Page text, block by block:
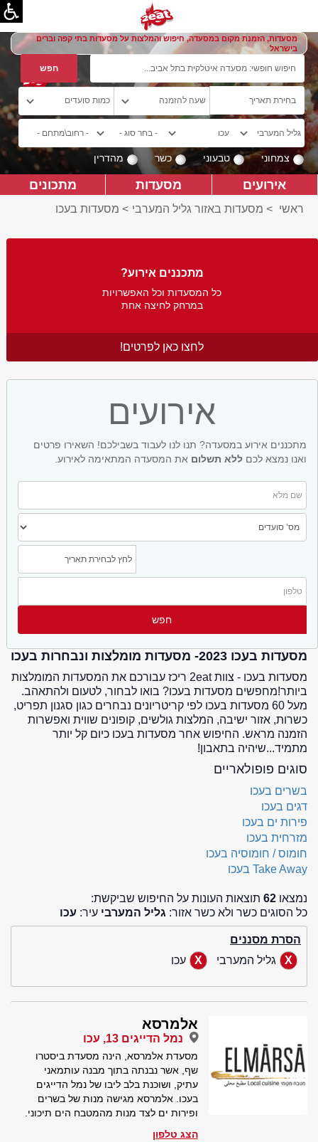
מסעדות, הזמנת מקום במסעדה, חיפוש והמלצות על מסעדות בתי קפה וברים
בישראל
צמחוני טבעוני כשר מהדרין
אירועים מסעדות מתכונים
ראשי > מסעדות באזור גליל המערבי > מסעדות בעכו
מתכננים אירוע?
כל המסעדות וכל האפשרויות
במרחק לחיצה אחת
לחצו כאן לפרטים!
אירועים
מתכננים אירוע במסעדה? תנו לנו לעבוד בשבילכם! השאירו פרטים
ואנו נמצא לכם ללא תשלום את המסעדה המתאימה לאירוע.
מסעדות בעכו 2023- מסעדות מומלצות ונבחרות בעכו
מסעדות בעכו - צוות 2eat ריכז עבורכם את המסעדות המומלצות
ביותר!מחפשים מסעדות בעכו? בואו לבחור, לטעום ולהתאהב.
מעל 60 מסעדות בעכו לפי קריטריונים נבחרים כגון סגנון תפריט,
כשרות, אזור ישיבה, המלצות גולשים, קופונים שווית ואפשרות
הזמנה מראש. החיפוש אחר מסעדות בעכו כיום קל יותר
מתמיד...שיהיה בתאבון!
סוגים פופולאריים
בשרים בעכו
דגים בעכו
פירות ים בעכו
מזרחית בעכו
חומוס / חומוסיה בעכו
Take Away בעכו
נמצאו 62 תוצאות העונות על החיפוש שביקשת:
כל הסוגים כשר ולא כשר אזור: גליל המערבי עיר: עכו
הסרת מסננים
גליל המערבי
עכו
אלמרסא
נמל הדייגים 13, עכו
מסעדת אלמרסא, הינה מסעדת ביסטרו
שף, אשר נבנתה בתוך מבנה עותמאני
עתיק, ושוכנת בלב ליבו של נמל הדייגים
בעכו. אלמרסא מגישה מנות של בשרים
ופירות ים לצד מנות מהמטבח הים תיכוני.
הצג טלפון